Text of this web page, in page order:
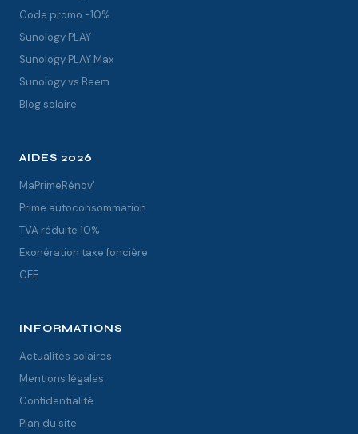
Code promo -10%
Sunology PLAY
Sunology PLAY Max
Sunology vs Beem
Blog solaire
AIDES 2026
MaPrimeRénov'
Prime autoconsommation
TVA réduite 10%
Exonération taxe foncière
CEE
INFORMATIONS
Actualités solaires
Mentions légales
Confidentialité
Plan du site